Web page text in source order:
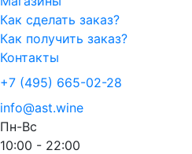
Как сделать заказ?
Как получить заказ?
Контакты
+7 (495) 665-02-28
info@ast.wine
Пн-Вс
10:00 - 22:00